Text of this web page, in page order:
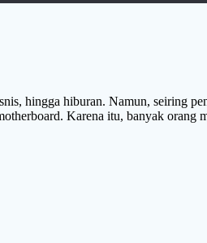
hingga hiburan. Namun, seiring
Karena itu, banyak